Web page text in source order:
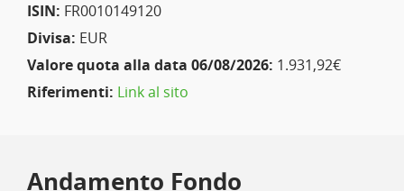
ISIN: FR0010149120
Divisa: EUR
Valore quota alla data 06/08/2026: 1.931,92€
Riferimenti: Link al sito
Andamento Fondo